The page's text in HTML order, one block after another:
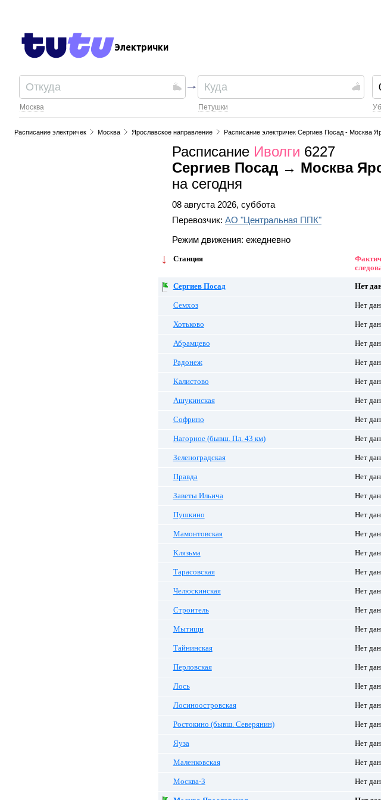
Электрички
Москва Петушки
Расписание электричек Москва Ярославское направление Расписание электричек Сергиев Посад - Москва
Расписание Иволги 6227
Сергиев Посад → Москва
на сегодня
08 августа 2026, суббота
Перевозчик: АО "Центральная ППК"
Режим движения: ежедневно
Станция
Сергиев Посад Нет
Семхоз Нет
Хотьково Нет
Абрамцево Нет
Радонеж Нет
Калистово Нет
Ашукинская Нет
Софрино Нет
Нагорное (бывш. Пл. 43 км) Нет
Зеленоградская Нет
Правда Нет
Заветы Ильича Нет
Пушкино Нет
Мамонтовская Нет
Клязьма Нет
Тарасовская Нет
Челюскинская Нет
Строитель Нет
Мытищи Нет
Тайнинская Нет
Перловская Нет
Лось Нет
Лосиноостровская Нет
Ростокино (бывш. Северянин) Нет
Яуза Нет
Маленковская Нет
Москва-3 Нет